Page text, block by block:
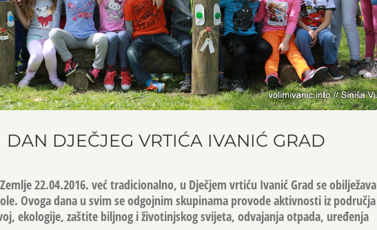
DAN DJEČJEG VRTIĆA IVANIĆ GRAD
22.04.2016. već tradicionalno, u Dječjem vrtiću Ivanić Grad se obilježava
Ovoga dana u svim se odgojnim skupinama provode aktivnosti iz područja
ekologije, zaštite biljnog i životinjskog svijeta, odvajanja otpada, uređenja